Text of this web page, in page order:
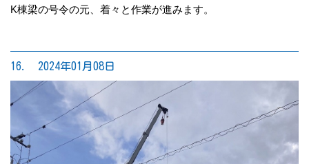
K棟梁の号令の元、着々と作業が進みます。
16. 2024年01月08日